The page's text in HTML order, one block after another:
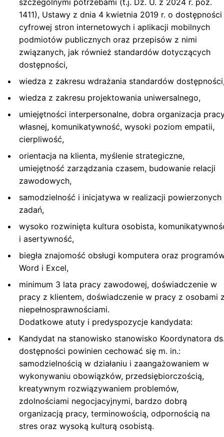
szczególnymi potrzebami (t.j. Dz. U. z 2024 r. poz.
1411), Ustawy z dnia 4 kwietnia 2019 r. o dostępności
cyfrowej stron internetowych i aplikacji mobilnych
podmiotów publicznych oraz przepisów z nimi
związanych, jak również standardów dotyczących
dostępności,
wiedza z zakresu wdrażania standardów
wiedza z zakresu projektowania uniwersalnego,
umiejętności interpersonalne, dobra organizacja
własnej, komunikatywność, wysoki poziom empatii,
cierpliwość,
orientacja na klienta, myślenie strategiczne,
umiejętność zarządzania czasem, budowanie relacji
zawodowych,
samodzielność i inicjatywa w realizacji powierzonych
zadań,
wysoko rozwinięta kultura osobista,
i asertywność,
biegła znajomość obsługi komputera oraz
Word i Excel,
minimum 3 lata pracy zawodowej, doświadczenie w
pracy z klientem, doświadczenie w pracy z osobami
niepełnosprawnościami.
Dodatkowe atuty i predyspozycje kandydata:
Kandydat na stanowisko stanowisko Koordynatora
dostępności powinien cechować się m. in.:
samodzielnością w działaniu i zaangażowaniem w
wykonywaniu obowiązków, przedsiębiorczością,
kreatywnym rozwiązywaniem problemów,
zdolnościami negocjacyjnymi, bardzo dobrą
organizacją pracy, terminowością, odpornością na
stres oraz wysoką kulturą osobistą.